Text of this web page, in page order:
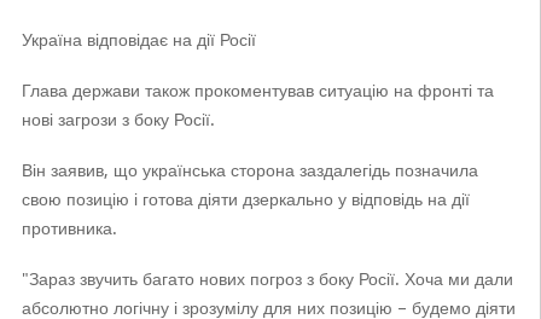
Україна відповідає на дії Росії
Глава держави також прокоментував ситуацію на фронті та
нові загрози з боку Росії.
Він заявив, що українська сторона заздалегідь позначила
свою позицію і готова діяти дзеркально у відповідь на дії
противника.
"Зараз звучить багато нових погроз з боку Росії. Хоча ми дали
абсолютно логічну і зрозумілу для них позицію – будемо діяти